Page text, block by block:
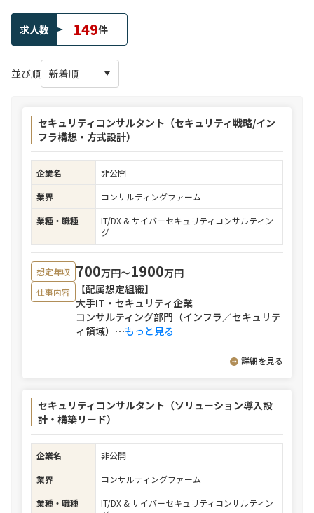
求人数 149件
並び順
セキュリティコンサルタント（セキュリティ戦略/イン
フラ構想・方式設計）
企業名
非公開
業界
コンサルティングファーム
業種・職種
IT/DX & サイバーセキュリティコンサルティン
グ
想定年収 700万円〜1900万円
仕事内容
【配属想定組織】
大手IT・セキュリティ企業
コンサルティング部門（インフラ／セキュリテ
ィ領域） ⋯もっと見る
詳細を見る
セキュリティコンサルタント（ソリューション導入設
計・構築リード）
企業名
非公開
業界
コンサルティングファーム
業種・職種
IT/DX & サイバーセキュリティコンサルティン